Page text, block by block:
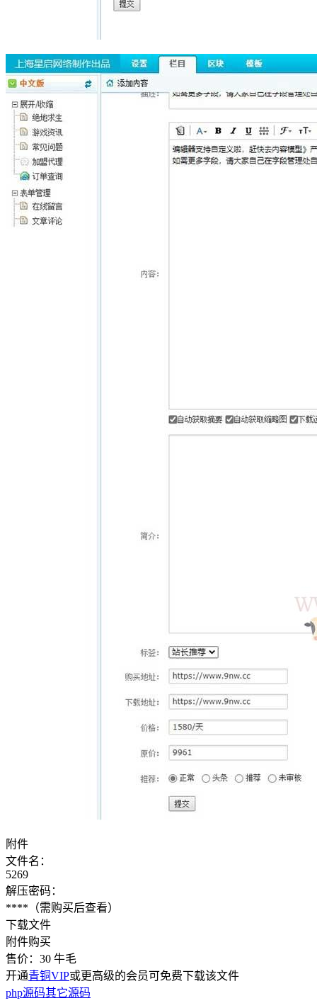
附件
文件名：
5269
解压密码：
**** （需购买后查看）
下载文件
附件购买
售价： 30 牛毛
开通青铜VIP或更高级的会员可免费下载该文件
php源码其它源码